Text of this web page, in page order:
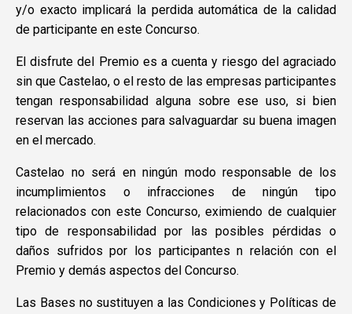
y/o exacto implicará la perdida automática de la calidad
de participante en este Concurso.
El disfrute del Premio es a cuenta y riesgo del agraciado
sin que Castelao, o el resto de las empresas participantes
tengan responsabilidad alguna sobre ese uso, si bien
reservan las acciones para salvaguardar su buena imagen
en el mercado.
Castelao no será en ningún modo responsable de los
incumplimientos o infracciones de ningún tipo
relacionados con este Concurso, eximiendo de cualquier
tipo de responsabilidad por las posibles pérdidas o
daños sufridos por los participantes n relación con el
Premio y demás aspectos del Concurso.
Las Bases no sustituyen a las Condiciones y Políticas de